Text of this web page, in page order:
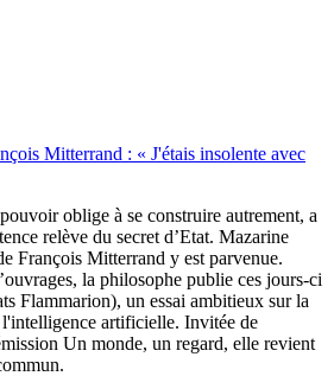
Mitterrand : « J'étais insolente avec
oblige à se construire autrement, a
relève du secret d’Etat. Mazarine
François Mitterrand y est parvenue.
la philosophe publie ces jours-ci
Flammarion), un essai ambitieux sur la
l'intelligence artificielle. Invitée de
Un monde, un regard, elle revient